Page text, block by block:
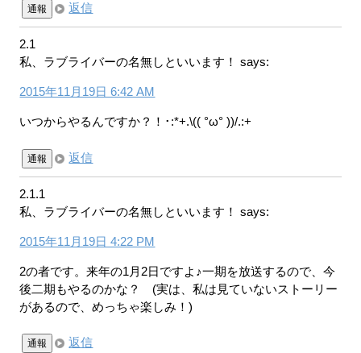
通報 返信
2.1
私、ラブライバーの名無しといいます！
says:
2015年11月19日 6:42 AM
いつからやるんですか？！･:*+.\(( °ω° ))/.:+
通報 返信
2.1.1
私、ラブライバーの名無しといいます！
says:
2015年11月19日 4:22 PM
2の者です。来年の1月2日ですよ♪一期を放送するので、今
後二期もやるのかな？ (実は、私は見ていないストーリー
があるので、めっちゃ楽しみ！)
通報 返信